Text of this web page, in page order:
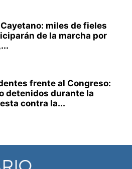
miles de fieles
de la marcha por
frente al Congreso:
detenidos durante la
contra la...